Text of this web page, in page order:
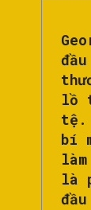
lồ
tệ.
bí
là